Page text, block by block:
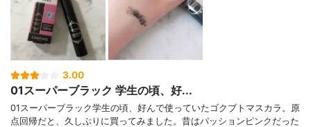
3.00
01スーパーブラック 学生の頃、好...
01スーパーブラック学生の頃、好んで使っていたゴクブトマスカラ。原
点回帰だと、久しぶりに買ってみました。昔はパッションピンクだった